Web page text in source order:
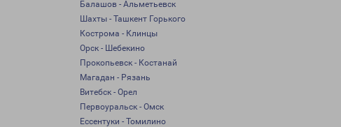
Балашов - Альметьевск
Шахты - Ташкент Горького
Кострома - Клинцы
Орск - Шебекино
Прокопьевск - Костанай
Магадан - Рязань
Витебск - Орел
Первоуральск - Омск
Ессентуки - Томилино